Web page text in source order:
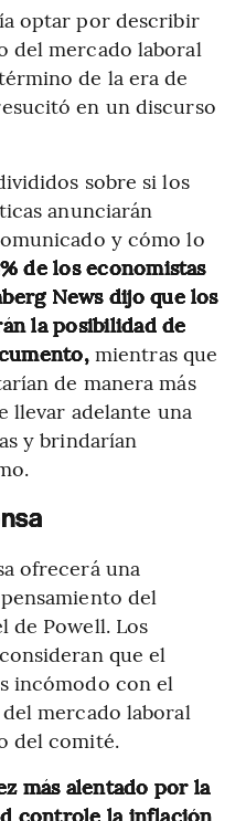
optar por describir
del mercado laboral
de la era de
en un discurso
sobre si los
anunciarán
y cómo lo
de los economistas
News dijo que los
la posibilidad de
mientras que
de manera más
llevar adelante una
y brindarían
ofrecerá una
del
de Powell. Los
que el
incómodo con el
mercado laboral
del comité.
más alentado por la
controle la inflación